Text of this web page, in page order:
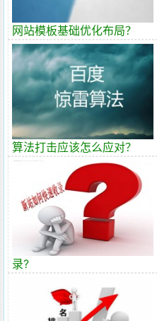
网站模板基础优化布局？
算法打击应该怎么应对？
录?